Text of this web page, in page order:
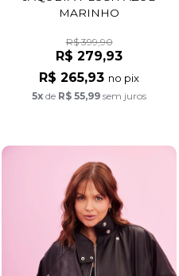
MARINHO
R$ 399,90
R$ 279,93
R$ 265,93 no pix
5x de R$ 55,99 sem juros